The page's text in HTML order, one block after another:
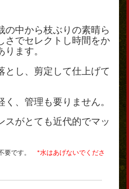
の中から枝ぶりの素晴ら
さでセレクトし時間をか
ます。
とし、剪定して仕上げて
、管理も要りません。
スがとても近代的でマッ
要です。 *水はあげないでくださ